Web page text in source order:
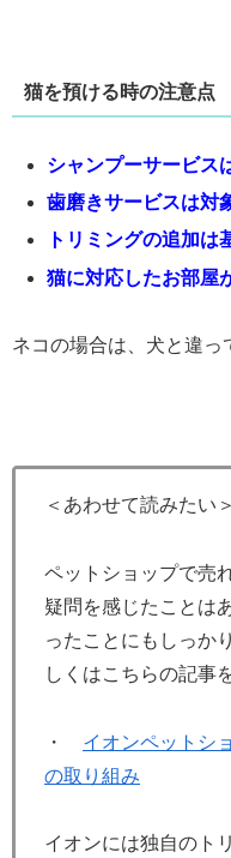
猫を預ける時の注意点
シャンプーサービス
歯磨きサービスは対
トリミングの追加は
猫に対応したお部屋
ネコの場合は、犬と違っ
＜あわせて読みたい＞
ペットショップで売
疑問を感じたことは
ったことにもしっか
しくはこちらの記事
・ イオンペットシ
の取り組み
イオンには独自のト